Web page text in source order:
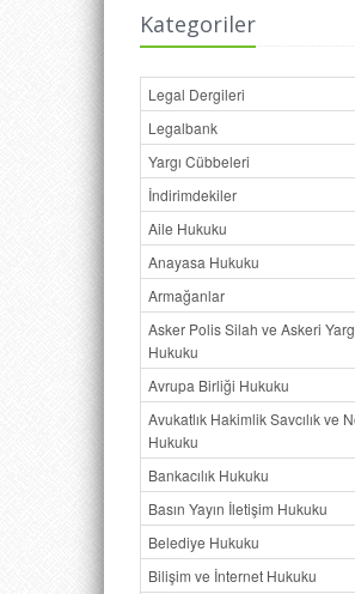
Kategoriler
Legal Dergileri
Legalbank
Yargı Cübbeleri
İndirimdekiler
Aile Hukuku
Anayasa Hukuku
Armağanlar
Asker Polis Silah ve Askeri
Hukuku
Avrupa Birliği Hukuku
Avukatlık Hakimlik Savcılık ve
Hukuku
Bankacılık Hukuku
Basın Yayın İletişim Hukuku
Belediye Hukuku
Bilişim ve İnternet Hukuku